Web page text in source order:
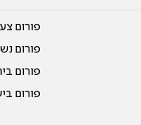
פורום
פורום
פורום
פורום